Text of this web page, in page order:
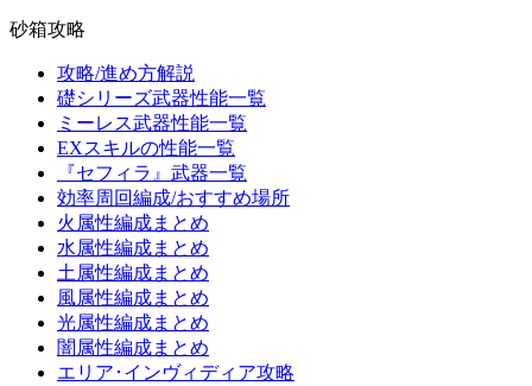
砂箱攻略
攻略/進め方解説
礎シリーズ武器性能一覧
ミーレス武器性能一覧
EXスキルの性能一覧
『セフィラ』武器一覧
効率周回編成/おすすめ場所
火属性編成まとめ
水属性編成まとめ
土属性編成まとめ
風属性編成まとめ
光属性編成まとめ
闇属性編成まとめ
エリア･インヴィディア攻略